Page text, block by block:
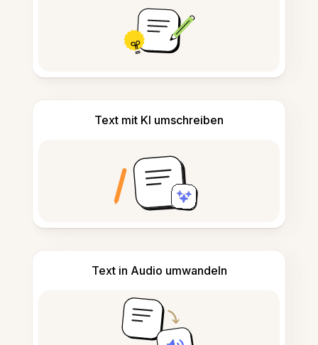
Text mit KI umschreiben
Text in Audio umwandeln